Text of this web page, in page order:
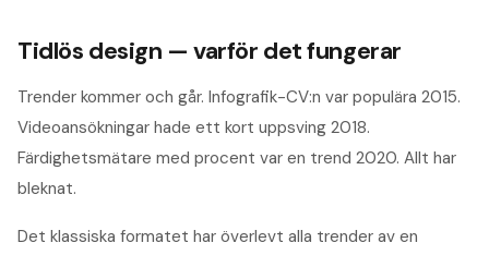
Tidlös design — varför det fungerar
Trender kommer och går. Infografik-CV:n var populära 2015.
Videoansökningar hade ett kort uppsving 2018.
Färdighetsmätare med procent var en trend 2020. Allt har
bleknat.
Det klassiska formatet har överlevt alla trender av en